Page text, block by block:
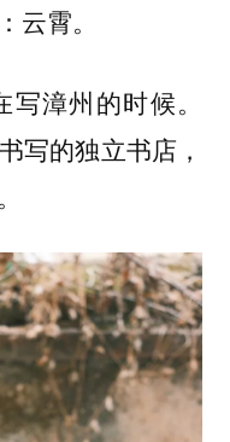
云霄。
漳州的时候。
写的独立书店，